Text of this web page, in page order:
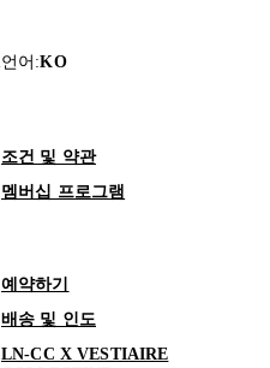
언어 :KO
조건 및 약관
멤버십 프로그램
예약하기
배송 및 인도
LN-CC X VESTIAIRE